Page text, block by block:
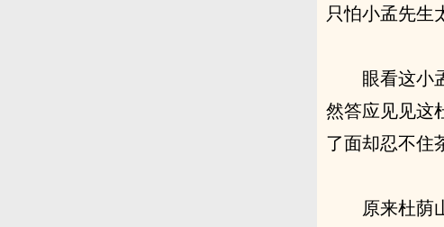
只怕小孟先生
眼看这小
然答应见见这
了面却忍不住
原来杜荫